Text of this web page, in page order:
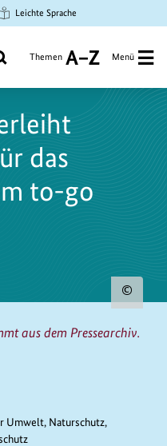
Leichte Sprache
Themen
A
Z
Menü
das
to-go
zum
aus dem Pressearchiv.
Umwelt, Naturschutz,